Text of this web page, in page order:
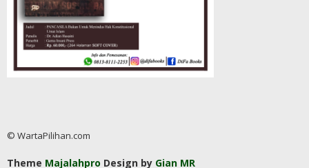
© WartaPilihan.com
Theme Majalahpro Design by Gian MR